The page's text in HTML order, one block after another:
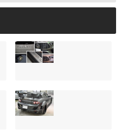
夏季休暇について
ご案内【2026年】
2026.08.05